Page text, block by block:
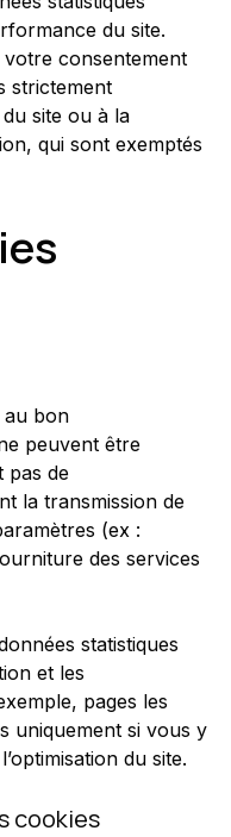
du site.
votre consentement
strictement
site ou à la
qui sont exemptés
au bon
peuvent être
pas de
la transmission de
(ex :
des services
statistiques
et les
pages les
uniquement si vous y
du site.
cookies